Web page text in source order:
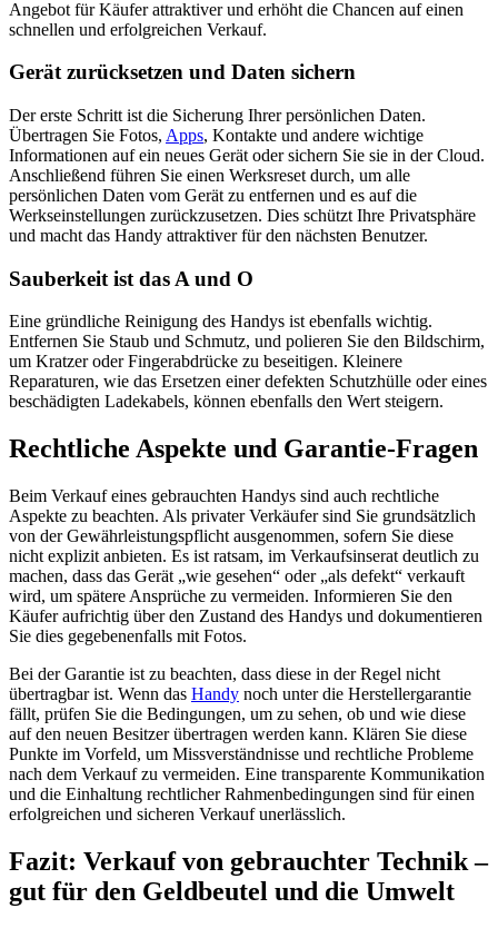
Angebot für Käufer attraktiver und erhöht die Chancen auf einen
schnellen und erfolgreichen Verkauf.
Gerät zurücksetzen und Daten sichern
Der erste Schritt ist die Sicherung Ihrer persönlichen Daten.
Übertragen Sie Fotos, Apps, Kontakte und andere wichtige
Informationen auf ein neues Gerät oder sichern Sie sie in der Cloud.
Anschließend führen Sie einen Werksreset durch, um alle
persönlichen Daten vom Gerät zu entfernen und es auf die
Werkseinstellungen zurückzusetzen. Dies schützt Ihre Privatsphäre
und macht das Handy attraktiver für den nächsten Benutzer.
Sauberkeit ist das A und O
Eine gründliche Reinigung des Handys ist ebenfalls wichtig.
Entfernen Sie Staub und Schmutz, und polieren Sie den Bildschirm,
um Kratzer oder Fingerabdrücke zu beseitigen. Kleinere
Reparaturen, wie das Ersetzen einer defekten Schutzhülle oder eines
beschädigten Ladekabels, können ebenfalls den Wert steigern.
Rechtliche Aspekte und Garantie-Fragen
Beim Verkauf eines gebrauchten Handys sind auch rechtliche
Aspekte zu beachten. Als privater Verkäufer sind Sie grundsätzlich
von der Gewährleistungspflicht ausgenommen, sofern Sie diese
nicht explizit anbieten. Es ist ratsam, im Verkaufsinserat deutlich zu
machen, dass das Gerät „wie gesehen“ oder „als defekt“ verkauft
wird, um spätere Ansprüche zu vermeiden. Informieren Sie den
Käufer aufrichtig über den Zustand des Handys und dokumentieren
Sie dies gegebenenfalls mit Fotos.
Bei der Garantie ist zu beachten, dass diese in der Regel nicht
übertragbar ist. Wenn das Handy noch unter die Herstellergarantie
fällt, prüfen Sie die Bedingungen, um zu sehen, ob und wie diese
auf den neuen Besitzer übertragen werden kann. Klären Sie diese
Punkte im Vorfeld, um Missverständnisse und rechtliche Probleme
nach dem Verkauf zu vermeiden. Eine transparente Kommunikation
und die Einhaltung rechtlicher Rahmenbedingungen sind für einen
erfolgreichen und sicheren Verkauf unerlässlich.
Fazit: Verkauf von gebrauchter Technik –
gut für den Geldbeutel und die Umwelt